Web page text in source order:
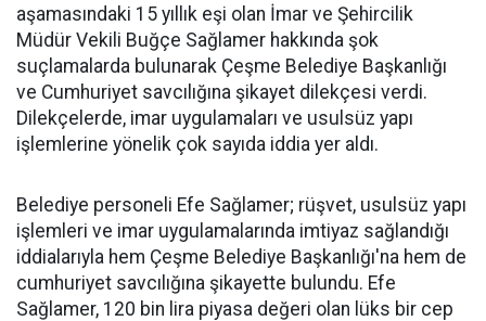
aşamasındaki 15 yıllık eşi olan İmar ve Şehircilik
Müdür Vekili Buğçe Sağlamer hakkında şok
suçlamalarda bulunarak Çeşme Belediye Başkanlığı
ve Cumhuriyet savcılığına şikayet dilekçesi verdi.
Dilekçelerde, imar uygulamaları ve usulsüz yapı
işlemlerine yönelik çok sayıda iddia yer aldı.
Belediye personeli Efe Sağlamer; rüşvet, usulsüz yapı
işlemleri ve imar uygulamalarında imtiyaz sağlandığı
iddialarıyla hem Çeşme Belediye Başkanlığı'na hem de
cumhuriyet savcılığına şikayette bulundu. Efe
Sağlamer, 120 bin lira piyasa değeri olan lüks bir cep